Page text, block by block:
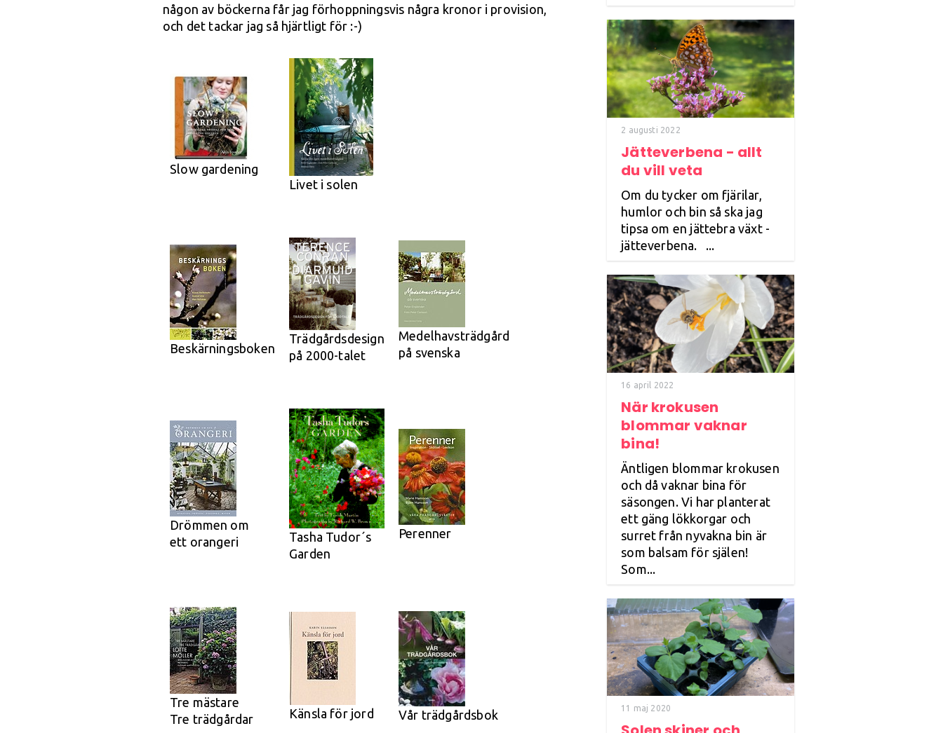
någon av böckerna får jag förhoppningsvis några kronor i provision,
och det tackar jag så hjärtligt för :-)
Slow gardening
Livet i solen
Beskärningsboken
Trädgårdsdesign
på 2000-talet
Medelhavsträdgård
på svenska
Drömmen om
ett orangeri
Tasha Tudor´s
Garden
Perenner
Tre mästare
Tre trädgårdar
Känsla för jord Vår trädgårdsbok
2 augusti 2022
Jätteverbena - allt
du vill veta
Om du tycker om fjärilar,
humlor och bin så ska jag
tipsa om en jättebra växt -
jätteverbena. ...
16 april 2022
När krokusen
blommar vaknar
bina!
Äntligen blommar krokusen
och då vaknar bina för
säsongen. Vi har planterat
ett gäng lökkorgar och
surret från nyvakna bin är
som balsam för själen!
Som...
11 maj 2020